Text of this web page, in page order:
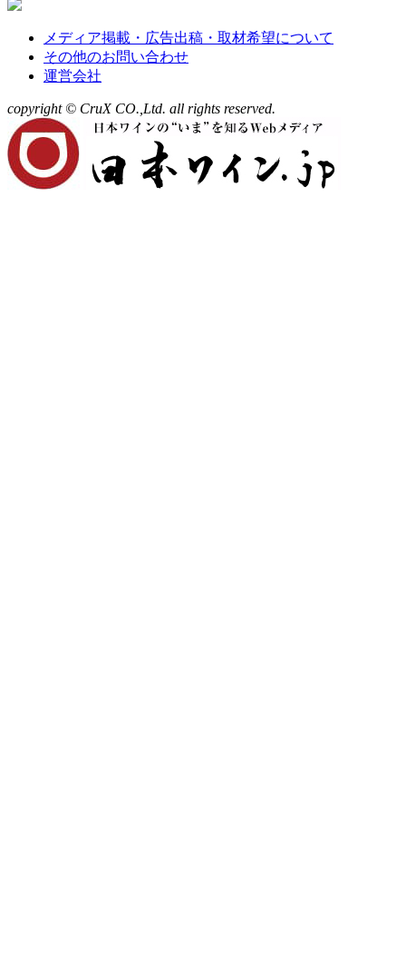
メディア掲載・広告出稿・取材希望について
その他のお問い合わせ
運営会社
copyright © CruX CO.,Ltd. all rights reserved.